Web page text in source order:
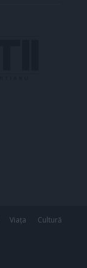
Viața
Cultură